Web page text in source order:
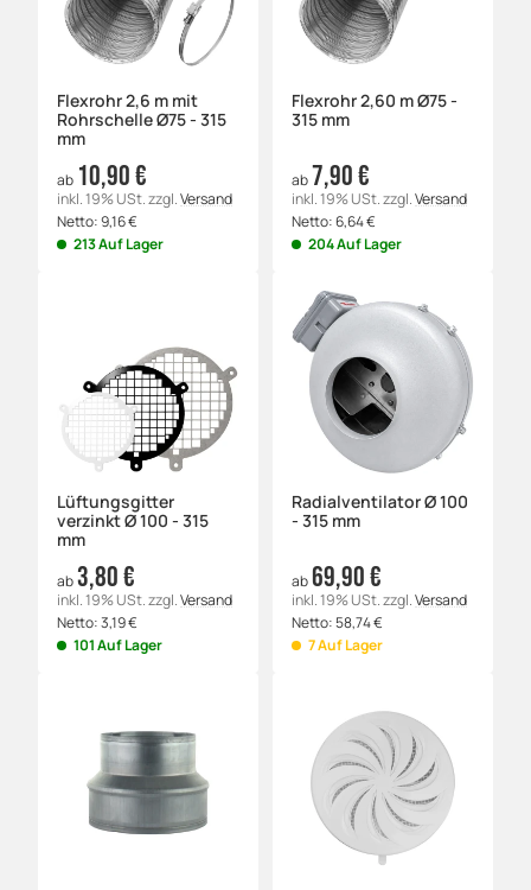
Flexrohr 2,6 m mit
Rohrschelle Ø75 - 315
mm
ab 10,90 €
inkl. 19% USt.zzgl.Versand
Netto:9,16€
213 Auf Lager
Flexrohr 2,60 m Ø75 -
315 mm
ab7,90 €
inkl. 19% USt.zzgl.Versand
Netto:6,64€
204 Auf Lager
Lüftungsgitter
verzinkt Ø 100 - 315
mm
ab3,80 €
inkl. 19% USt.zzgl.Versand
Netto:3,19€
101 Auf Lager
Radialventilator Ø 100
- 315 mm
ab69,90 €
inkl. 19% USt.zzgl.Versand
Netto:58,74€
7 Auf Lager